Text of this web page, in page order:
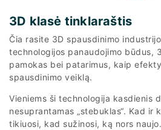
3D klasė tinklaraštis
Čia rasite 3D spausdinimo
technologijos panaudojimo būdus,
pamokas bei patarimus, kaip
spausdinimo veiklą.
Vieniems ši technologija kasdienis
nesuprantamas „stebuklas“. Kad ir
tikiuosi, kad sužinosi, ką nors naujo.